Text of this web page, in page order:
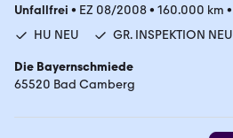
Unfallfrei • EZ 08/2008• 160.000 km •
HU NEU
GR. INSPEKTION NEU
Die Bayernschmiede
65520 Bad Camberg